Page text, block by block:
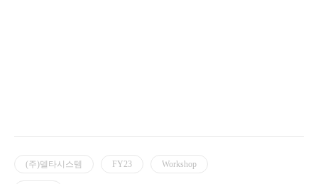
(주)델타시스템 FY23 Workshop